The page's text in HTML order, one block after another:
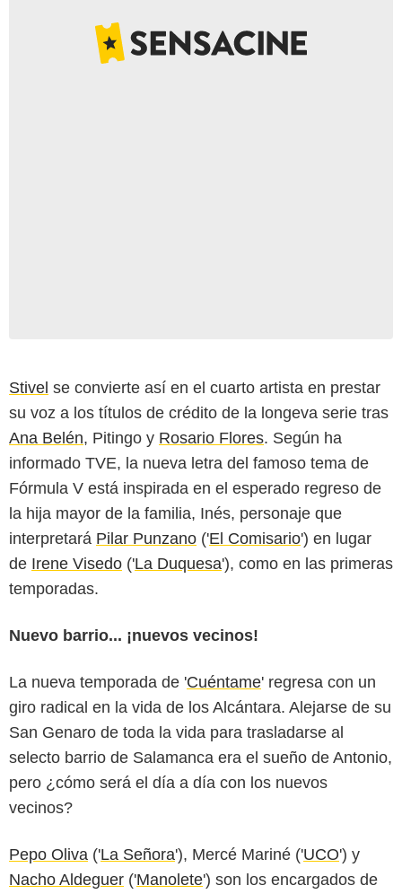
Stivel se convierte así en el cuarto artista en prestar
su voz a los títulos de crédito de la longeva serie tras
Ana Belén, Pitingo y Rosario Flores. Según ha
informado TVE, la nueva letra del famoso tema de
Fórmula V está inspirada en el esperado regreso de
la hija mayor de la familia, Inés, personaje que
interpretará Pilar Punzano ('El Comisario') en lugar
de Irene Visedo ('La Duquesa'), como en las primeras
temporadas.
Nuevo barrio... ¡nuevos vecinos!
La nueva temporada de 'Cuéntame' regresa con un
giro radical en la vida de los Alcántara. Alejarse de su
San Genaro de toda la vida para trasladarse al
selecto barrio de Salamanca era el sueño de Antonio,
pero ¿cómo será el día a día con los nuevos
vecinos?
Pepo Oliva ('La Señora'), Mercé Mariné ('UCO') y
Nacho Aldeguer ('Manolete') son los encargados de